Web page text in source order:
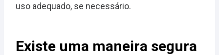
uso adequado, se necessário.
Existe uma maneira segura